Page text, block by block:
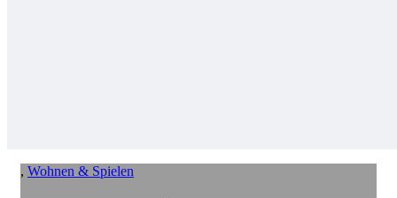
, Wohnen & Spielen